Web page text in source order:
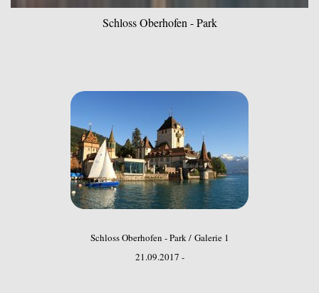
Schloss Oberhofen - Park
Schloss Oberhofen - Park / Galerie 1
21.09.2017 -